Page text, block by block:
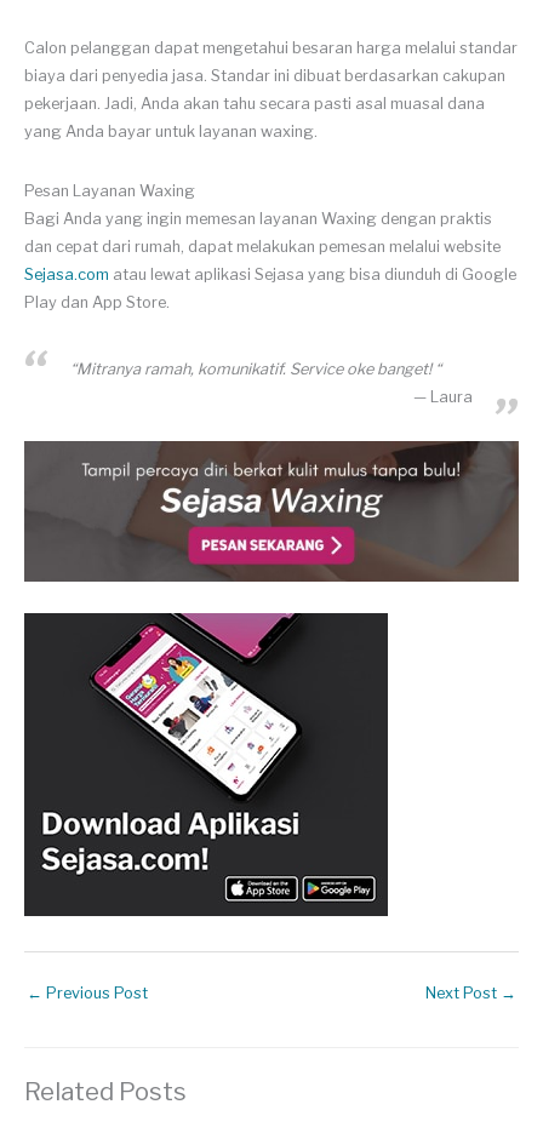
Calon pelanggan dapat mengetahui besaran harga melalui standar
biaya dari penyedia jasa. Standar ini dibuat berdasarkan cakupan
pekerjaan. Jadi, Anda akan tahu secara pasti asal muasal dana
yang Anda bayar untuk layanan waxing.
Pesan Layanan Waxing
Bagi Anda yang ingin memesan layanan Waxing dengan praktis
dan cepat dari rumah, dapat melakukan pemesan melalui website
Sejasa.com atau lewat aplikasi Sejasa yang bisa diunduh di Google
Play dan App Store.
“Mitranya ramah, komunikatif. Service oke banget! “
Laura
← Previous Post Next Post →
Related Posts